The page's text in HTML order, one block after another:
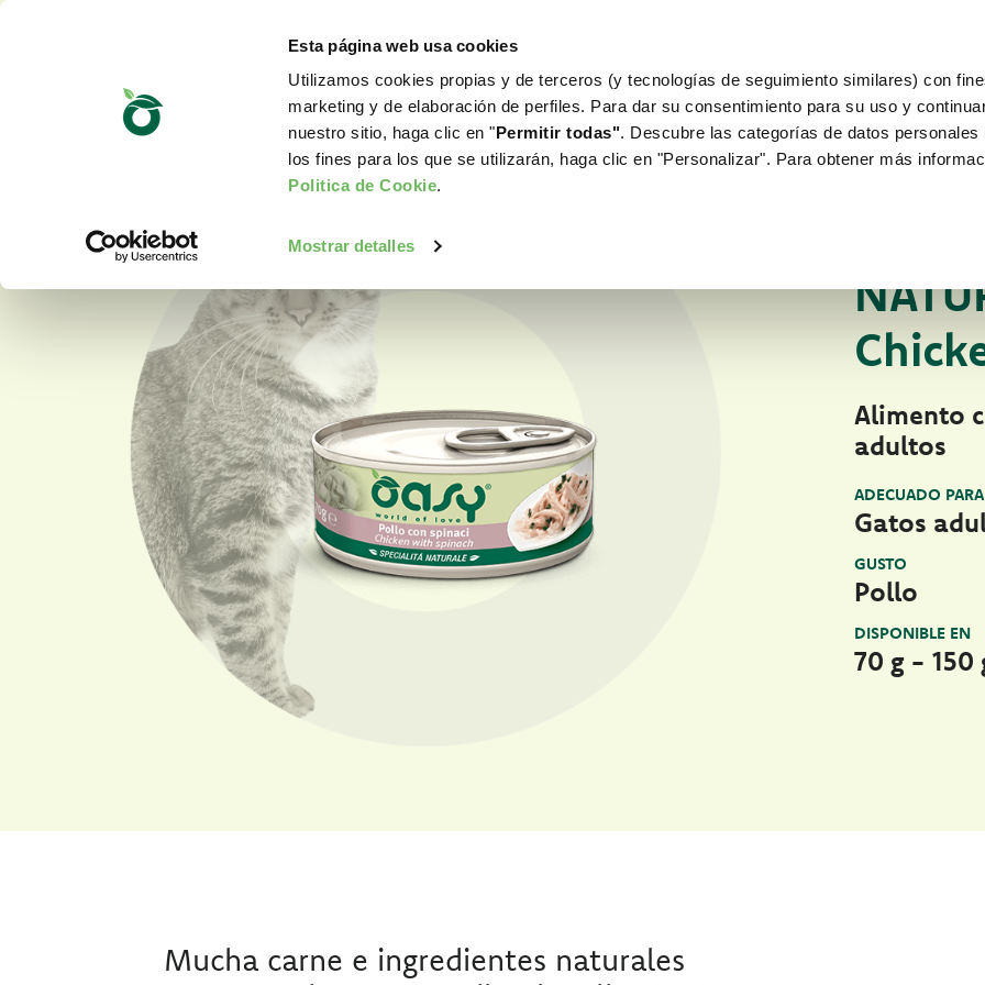
Esta página web usa cookies
Utilizamos cookies propias y de terceros (y tecnologías de seguimiento similares) con
marketing y de elaboración de perfiles. Para dar su consentimiento para su uso y
nuestro sitio, haga clic en "Permitir todas". Descubre las categorías de datos personales
los fines para los que se utilizarán, haga clic en "Personalizar". Para obtener más
Politica de Cookie.
Mostrar detalles
WORLD OF LOVE PARA TU PERRO
Alimento
adultos
ADECUADO PARA
Gatos
GUSTO
Pollo
DISPONIBLE EN
70 g - 150
Mucha carne e ingredientes naturales